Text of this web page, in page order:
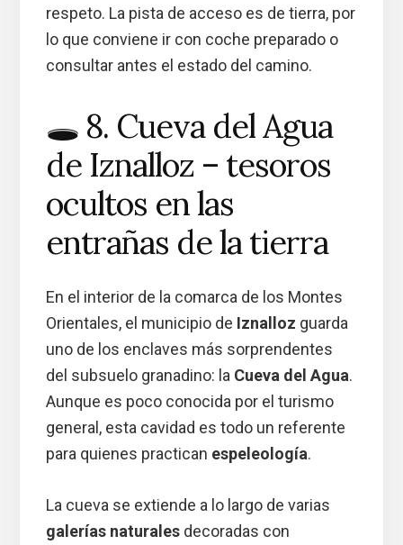
respeto. La pista de acceso es de tierra, por
lo que conviene ir con coche preparado o
consultar antes el estado del camino.
🕳️ 8. Cueva del Agua
de Iznalloz – tesoros
ocultos en las
entrañas de la tierra
En el interior de la comarca de los Montes
Orientales, el municipio de Iznalloz guarda
uno de los enclaves más sorprendentes
del subsuelo granadino: la Cueva del Agua.
Aunque es poco conocida por el turismo
general, esta cavidad es todo un referente
para quienes practican espeleología.
La cueva se extiende a lo largo de varias
galerías naturalesdecoradas con